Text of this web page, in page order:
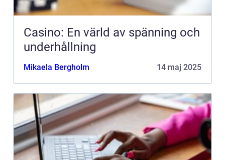
Casino: En värld av spänning och
underhållning
Mikaela Bergholm 14 maj 2025